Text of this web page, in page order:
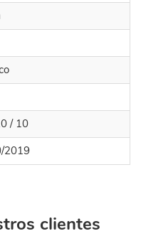
/ 10
2019
clientes